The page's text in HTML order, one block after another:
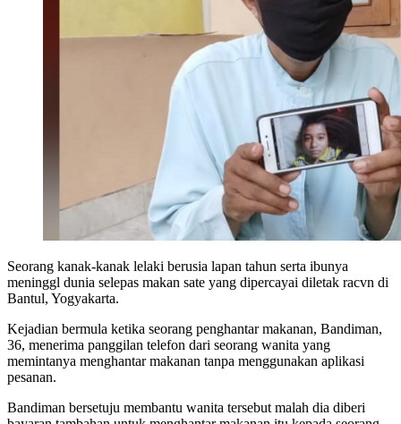
Seorang kanak-kanak lelaki berusia lapan tahun serta ibunya
meninggl dunia selepas makan sate yang dipercayai diletak racvn di
Bantul, Yogyakarta.
Kejadian bermula ketika seorang penghantar makanan, Bandiman,
36, menerima panggilan telefon dari seorang wanita yang
memintanya menghantar makanan tanpa menggunakan aplikasi
pesanan.
Bandiman bersetuju membantu wanita tersebut malah dia diberi